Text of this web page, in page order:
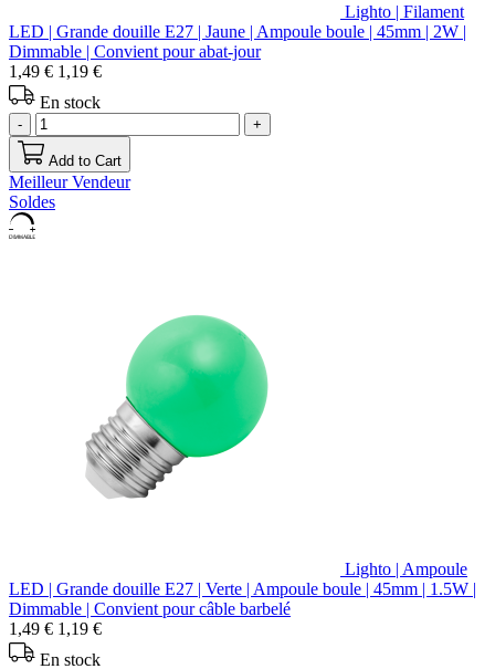
Lighto | Filament
LED | Grande douille E27 | Jaune | Ampoule boule | 45mm | 2W |
Dimmable | Convient pour abat-jour
1,49 € 1,19 €
En stock
- +
Add to Cart
Meilleur Vendeur
Soldes
Lighto | Ampoule
LED | Grande douille E27 | Verte | Ampoule boule | 45mm | 1.5W |
Dimmable | Convient pour câble barbelé
1,49 € 1,19 €
En stock